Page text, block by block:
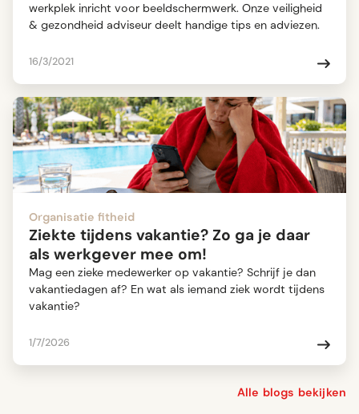
Alle blogs bekijken
werkplek inricht voor beeldschermwerk. Onze veiligheid
& gezondheid adviseur deelt handige tips en adviezen.
16/3/2021
Organisatie fitheid
Ziekte tijdens vakantie? Zo ga je daar
als werkgever mee om!
Mag een zieke medewerker op vakantie? Schrijf je dan
vakantiedagen af? En wat als iemand ziek wordt tijdens
vakantie?
1/7/2026